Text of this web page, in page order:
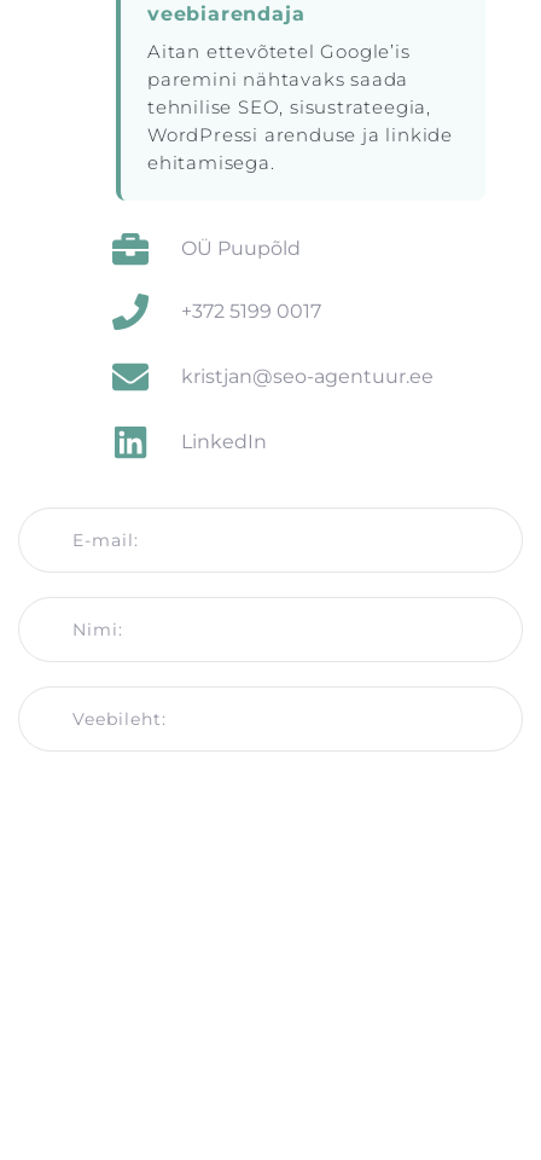
veebiarendaja
Aitan ettevõtetel Google’is
paremini nähtavaks saada
tehnilise SEO, sisustrateegia,
WordPressi arenduse ja linkide
ehitamisega.
OÜ Puupõld
+372 5199 0017
kristjan@seo-agentuur.ee
LinkedIn